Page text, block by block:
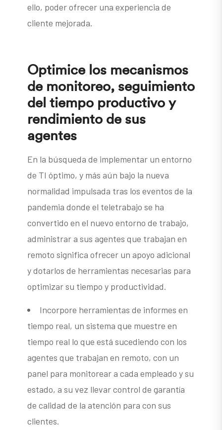
ello, poder ofrecer una experiencia de
cliente mejorada.
Optimice los mecanismos
de monitoreo, seguimiento
del tiempo productivo y
rendimiento de sus
agentes
En la búsqueda de implementar un entorno
de TI óptimo, y más aún bajo la nueva
normalidad impulsada tras los eventos de la
pandemia donde el teletrabajo se ha
convertido en el nuevo entorno de trabajo,
administrar a sus agentes que trabajan en
remoto significa ofrecer un apoyo adicional
y dotarlos de herramientas necesarias para
optimizar su tiempo y productividad.
Incorpore herramientas de informes en
tiempo real, un sistema que muestre en
tiempo real lo que está sucediendo con los
agentes que trabajan en remoto, con un
panel para monitorear a cada empleado y su
estado, a su vez llevar control de garantía
de calidad de la atención para con sus
clientes.